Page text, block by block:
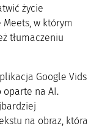
życie
w którym
tłumaczeniu
Google Vids
oparte na AI.
na obraz, która